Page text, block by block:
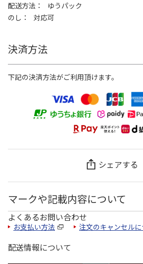
配送方法
ゆうパック
のし
対応可
決済方法
下記の決済方法がご利用頂けます。
シェアする
マークや記載内容について
よくあるお問い合わせ
お支払い方法 注文のキャンセルに
配送情報について